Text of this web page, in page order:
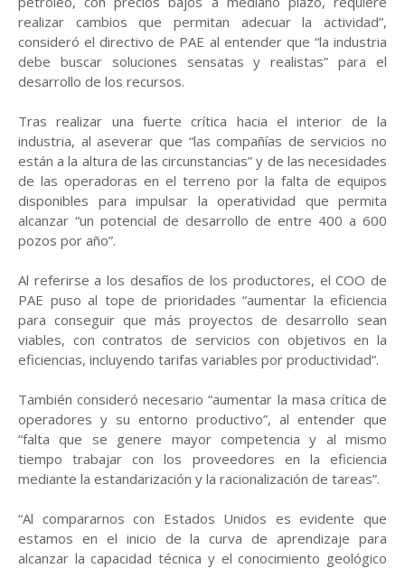
realizar cambios que permitan adecuar la actividad”,
consideró el directivo de PAE al entender que “la industria
debe buscar soluciones sensatas y realistas” para el
desarrollo de los recursos.
Tras realizar una fuerte crítica hacia el interior de la
industria, al aseverar que “las compañías de servicios no
están a la altura de las circunstancias” y de las necesidades
de las operadoras en el terreno por la falta de equipos
disponibles para impulsar la operatividad que permita
alcanzar “un potencial de desarrollo de entre 400 a 600
pozos por año”.
Al referirse a los desafíos de los productores, el COO de
PAE puso al tope de prioridades “aumentar la eficiencia
para conseguir que más proyectos de desarrollo sean
viables, con contratos de servicios con objetivos en la
eficiencias, incluyendo tarifas variables por productividad”.
También consideró necesario “aumentar la masa crítica de
operadores y su entorno productivo”, al entender que
“falta que se genere mayor competencia y al mismo
tiempo trabajar con los proveedores en la eficiencia
mediante la estandarización y la racionalización de tareas”.
“Al compararnos con Estados Unidos es evidente que
estamos en el inicio de la curva de aprendizaje para
alcanzar la capacidad técnica y el conocimiento geológico